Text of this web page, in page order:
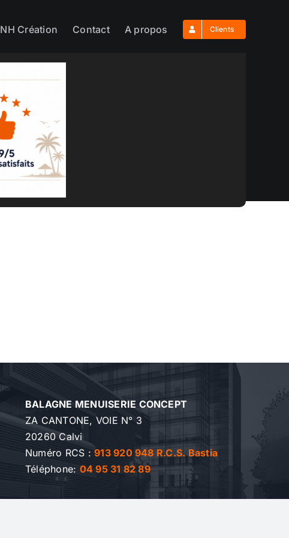
NH Création Contact A propos Clients
BALAGNE MENUISERIE CONCEPT
ZA CANTONE, VOIE N° 3
20260 Calvi
Numéro RCS :913 920 948 R.C.S. Bastia
Téléphone: 04 95 31 82 89